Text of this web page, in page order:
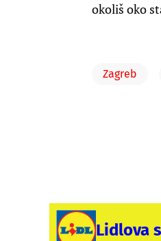
okoliš oko
Zagreb
Lidlova